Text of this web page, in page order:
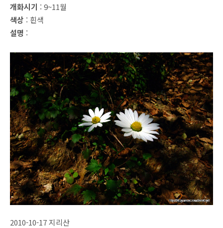
개화시기 : 9~11월
색상 : 흰색
설명 :
2010-10-17 지리산